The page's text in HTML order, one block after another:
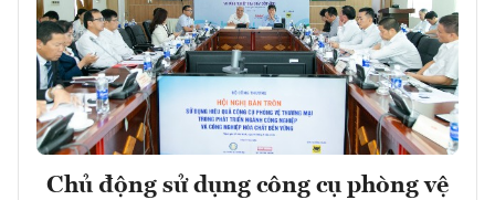
Chủ động sử dụng công cụ phòng vệ